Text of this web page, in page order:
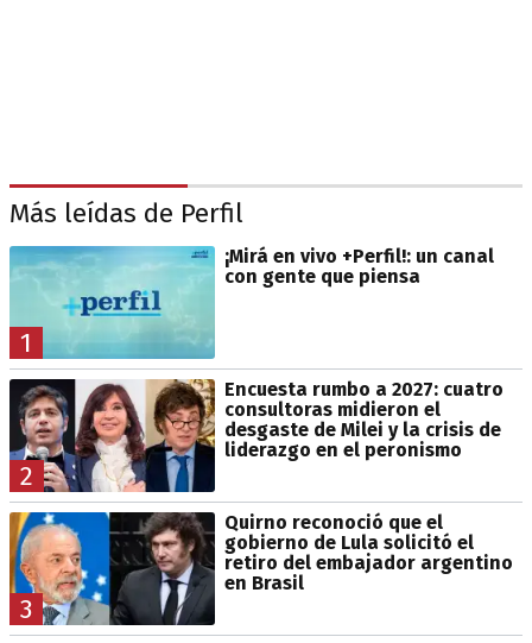
Más leídas de Perfil
1
¡Mirá en vivo +Perfil!: un canal
con gente que piensa
2
Encuesta rumbo a 2027: cuatro
consultoras midieron el
desgaste de Milei y la crisis de
liderazgo en el peronismo
3
Quirno reconoció que el
gobierno de Lula solicitó el
retiro del embajador argentino
en Brasil